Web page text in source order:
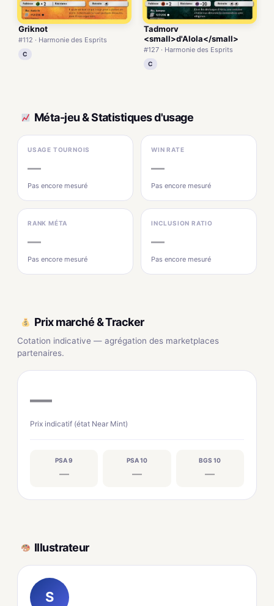
Griknot
#112 · Harmonie des Esprits
C
Tadmorv
<small>d'Alola</small>
#127 · Harmonie des Esprits
C
Méta-jeu & Statistiques d'usage
USAGE TOURNOIS
—
Pas encore mesuré
WIN RATE
—
Pas encore mesuré
RANK MÉTA
—
Pas encore mesuré
INCLUSION RATIO
—
Pas encore mesuré
Prix marché & Tracker
Cotation indicative — agrégation des marketplaces
partenaires.
—
Prix indicatif (état Near Mint)
PSA 9
—
PSA 10
—
BGS 10
—
Illustrateur
S